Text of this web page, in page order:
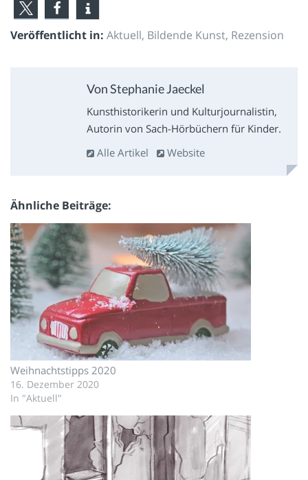
Veröffentlicht in: Aktuell, Bildende Kunst, Rezension
Von Stephanie Jaeckel
Kunsthistorikerin und Kulturjournalistin,
Autorin von Sach-Hörbüchern für Kinder.
Alle Artikel
Website
Ähnliche Beiträge
Weihnachtstipps 2020
16. Dezember 2020
In "Aktuell"